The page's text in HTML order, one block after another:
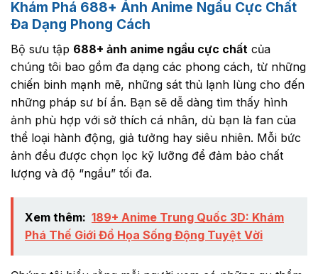
Khám Phá 688+ Ảnh Anime Ngầu Cực Chất
Đa Dạng Phong Cách
Bộ sưu tập 688+ ảnh anime ngầu cực chất của
chúng tôi bao gồm đa dạng các phong cách, từ những
chiến binh mạnh mẽ, những sát thủ lạnh lùng cho đến
những pháp sư bí ẩn. Bạn sẽ dễ dàng tìm thấy hình
ảnh phù hợp với sở thích cá nhân, dù bạn là fan của
thể loại hành động, giả tưởng hay siêu nhiên. Mỗi bức
ảnh đều được chọn lọc kỹ lưỡng để đảm bảo chất
lượng và độ “ngầu” tối đa.
Xem thêm: 189+ Anime Trung Quốc 3D: Khám
Phá Thế Giới Đồ Họa Sống Động Tuyệt Vời